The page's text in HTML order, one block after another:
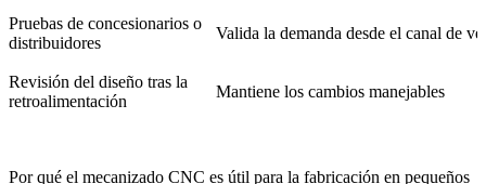
Pruebas de concesionarios o
distribuidores
Valida la demanda desde el canal de
Revisión del diseño tras la
retroalimentación
Mantiene los cambios manejables
Por qué el mecanizado CNC es útil para la fabricación en pequeños